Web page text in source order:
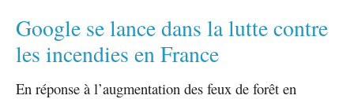
Google se lance dans la lutte contre
les incendies en France
En réponse à l’augmentation des feux de forêt en